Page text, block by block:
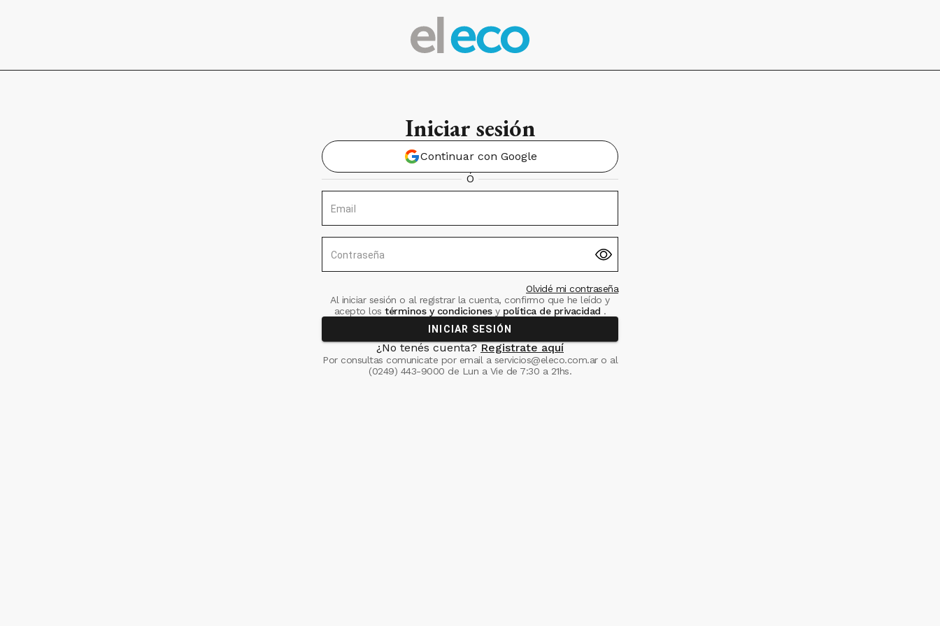
Iniciar sesión
Continuar con Google
Ó
Email
Contraseña
Olvidé mi contraseña
Al iniciar sesión o al registrar la cuenta, confirmo que he leído y
acepto los términos y condiciones ypolítica de privacidad .
INICIAR SESIÓN
¿No tenés cuenta? Registrate aquí
Por consultas comunicate por email a servicios@eleco.com.aro al
(0249) 443-9000 de Lun a Vie de 7:30 a 21hs.